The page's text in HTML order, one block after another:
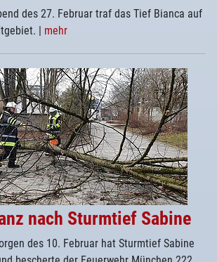
des 27. Februar traf das Tief Bianca auf
| mehr
nach Sturmtief Sabine
des 10. Februar hat Sturmtief Sabine